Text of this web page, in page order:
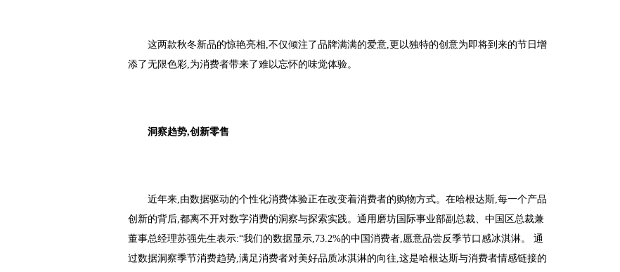
这两款秋冬新品的惊艳亮相,不仅倾注了品牌满满的爱意,更以独特的创意为即将到来的节日增
添了无限色彩,为消费者带来了难以忘怀的味觉体验。
洞察趋势,创新零售
近年来,由数据驱动的个性化消费体验正在改变着消费者的购物方式。在哈根达斯,每一个产品
创新的背后,都离不开对数字消费的洞察与探索实践。通用磨坊国际事业部副总裁、中国区总裁兼
董事总经理苏强先生表示:“我们的数据显示,73.2%的中国消费者,愿意品尝反季节口感冰淇淋。 通
过数据洞察季节消费趋势,满足消费者对美好品质冰淇淋的向往,这是哈根达斯与消费者情感链接的